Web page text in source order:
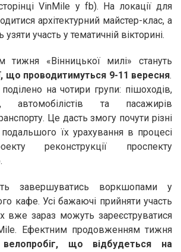
VinMile у fb). На локації для
архітектурний майстер-клас, а
участь у тематичній вікторині.
тижня «Вінницької милі» стануть
що проводитимуться 9-11 вересня.
на чотири групи: пішоходів,
автомобілістів та пасажирів
Це дасть змогу почути різні
їх урахування в процесі
реконструкції проспекту
завершуватись воркшопами у
кафе. Усі бажаючі прийняти участь
вже зараз можуть зареєструватися
Ефектним продовженням тижня
велопробіг, що відбудеться на